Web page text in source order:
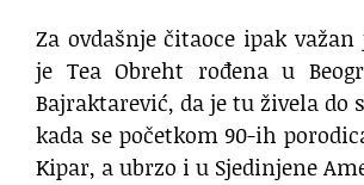
Za ovdašnje čitaoce ipak važan
je Tea Obreht rođena u
Bajraktarević, da je tu živela do
kada se početkom 90-ih
Kipar, a ubrzo i u Sjedinjene